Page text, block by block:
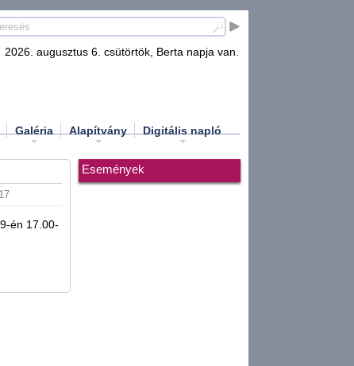
2026. augusztus 6. csütörtök, Berta napja van.
Galéria Alapítvány Digitális napló
én 17.00-
Események